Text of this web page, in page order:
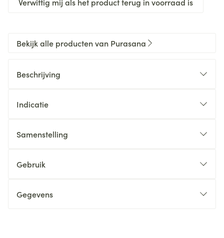
Bekijk alle producten van Purasana
Beschrijving
Indicatie
Samenstelling
Gebruik
Gegevens